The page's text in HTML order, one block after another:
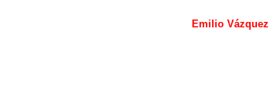
Emilio Vázquez